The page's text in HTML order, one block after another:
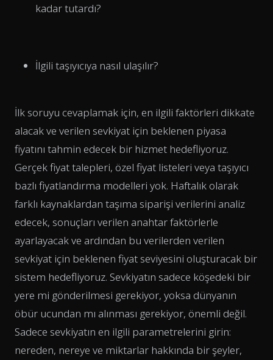
kadar tutardı?
İlgili taşıyıcıya nasıl ulaşılır?
İlk soruyu cevaplamak için, en ilgili faktörleri dikkate
alacak ve verilen sevkiyat için beklenen piyasa
fiyatını tahmin edecek bir hizmet hedefliyoruz.
Gerçek fiyat talepleri, özel fiyat listeleri veya taşıyıcı
bazlı fiyatlandırma modelleri yok. Haftalık olarak
farklı kaynaklardan taşıma siparişi verilerini analiz
edecek, sonuçları verilen anahtar faktörlerle
ayarlayacak ve ardından bu verilerden verilen
sevkiyat için beklenen fiyat seviyesini oluşturacak bir
sistem hedefliyoruz. Sevkiyatın sadece köşedeki bir
yere mi gönderilmesi gerekiyor, yoksa dünyanın
öbür ucundan mı alınması gerekiyor, önemli değil.
Sadece sevkiyatın en ilgili parametrelerini girin:
nereden, nereye ve miktarlar hakkında bir şeyler,